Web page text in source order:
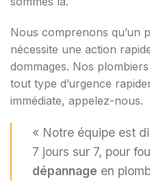
Nous comprenons qu’un
nécessite une action
dommages. Nos
tout type d’urgence
immédiate, appelez-nous.
« Notre équipe est
7 jours sur 7, pour
dépannage en